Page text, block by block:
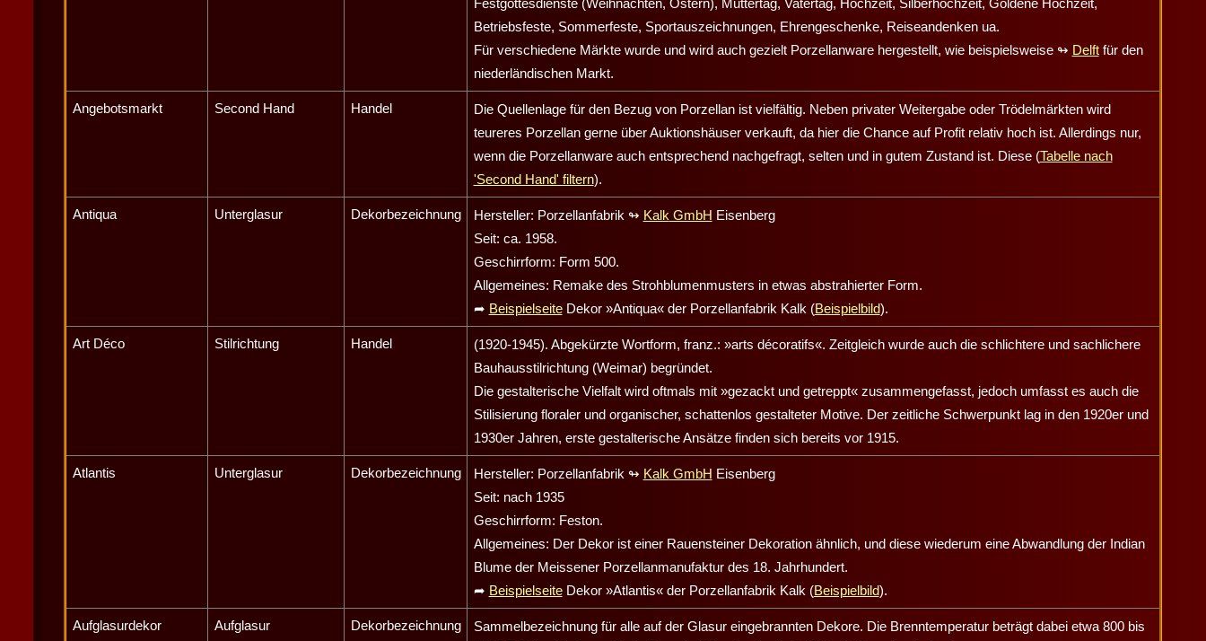
Festgottesdienste (Weihnachten, Ostern), Muttertag, Vatertag, Hochzeit, Silberhochzeit, Goldene Hochzeit,
Betriebsfeste, Sommerfeste, Sportauszeichnungen, Ehrengeschenke, Reiseandenken ua.
Für verschiedene Märkte wurde und wird auch gezielt Porzellanware hergestellt, wie beispielsweise ↬ Delftfür den
niederländischen Markt.
Angebotsmarkt Second Hand Handel
Die Quellenlage für den Bezug von Porzellan ist vielfältig. Neben privater Weitergabe oder Trödelmärkten wird
teureres Porzellan gerne über Auktionshäuser verkauft, da hier die Chance auf Profit relativ hoch ist. Allerdings nur,
wenn die Porzellanware auch entsprechend nachgefragt, selten und in gutem Zustand ist. Diese (Tabelle nach
'Second Hand' filtern).
Antiqua Unterglasur Dekorbezeichnung Hersteller: Porzellanfabrik ↬ Kalk GmbH Eisenberg
Seit: ca. 1958.
Geschirrform: Form 500.
Allgemeines: Remake des Strohblumenmusters in etwas abstrahierter Form.
➦ BeispielseiteDekor »Antiqua« der Porzellanfabrik Kalk (Beispielbild).
Art Déco Stilrichtung Handel
(1920-1945). Abgekürzte Wortform, franz.: »arts décoratifs«. Zeitgleich wurde auch die schlichtere und sachlichere
Bauhausstilrichtung (Weimar) begründet.
Die gestalterische Vielfalt wird oftmals mit »gezackt und getreppt« zusammengefasst, jedoch umfasst es auch die
Stilisierung floraler und organischer, schattenlos gestalteter Motive. Der zeitliche Schwerpunkt lag in den 1920er und
1930er Jahren, erste gestalterische Ansätze finden sich bereits vor 1915.
Atlantis Unterglasur Dekorbezeichnung Hersteller: Porzellanfabrik ↬ Kalk GmbH Eisenberg
Seit: nach 1935
Geschirrform: Feston.
Allgemeines: Der Dekor ist einer Rauensteiner Dekoration ähnlich, und diese wiederum eine Abwandlung der Indian
Blume der Meissener Porzellanmanufaktur des 18. Jahrhundert.
➦ BeispielseiteDekor »Atlantis« der Porzellanfabrik Kalk (Beispielbild).
Aufglasurdekor Aufglasur Dekorbezeichnung
Sammelbezeichnung für alle auf der Glasur eingebrannten Dekore. Die Brenntemperatur beträgt dabei etwa 800 bis